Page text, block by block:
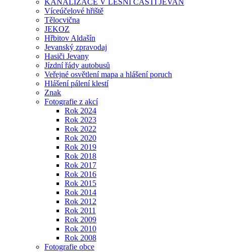
KANALIZACE V LESNÍ ČÁSTI JEVAN
Víceúčelové hřiště
Tělocvična
JEKOZ
Hřbitov Aldašín
Jevanský zpravodaj
Hasiči Jevany
Jízdní řády autobusů
Veřejné osvětlení mapa a hlášení poruch
Hlášení pálení klestí
Znak
Fotografie z akcí
Rok 2024
Rok 2023
Rok 2022
Rok 2020
Rok 2019
Rok 2018
Rok 2017
Rok 2016
Rok 2015
Rok 2014
Rok 2012
Rok 2011
Rok 2009
Rok 2010
Rok 2008
Fotografie obce